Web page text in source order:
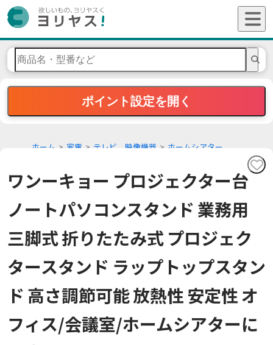
ポイント設定を開く
ホーム 家電 テレビ、映像機器 ホームシアター
ワンーキョー プロジェクター台
ノートパソコンスタンド 業務用
三脚式 折りたたみ式 プロジェク
タースタンド ラップトップスタン
ド 高さ調節可能 放熱性 安定性 オ
フィス/会議室/ホームシアターに